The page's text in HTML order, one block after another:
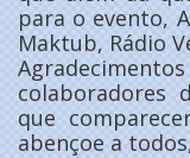
para o evento,
Maktub, Rádio
colaboradores
que
abençoe a